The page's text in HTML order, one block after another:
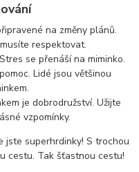
na změny plánů.
respektovat.
se přenáší na miminko.
Lidé jsou většinou
je dobrodružství. Užijte
vzpomínky.
jste superhrdinky! S trochou
cestu. Tak šťastnou cestu!